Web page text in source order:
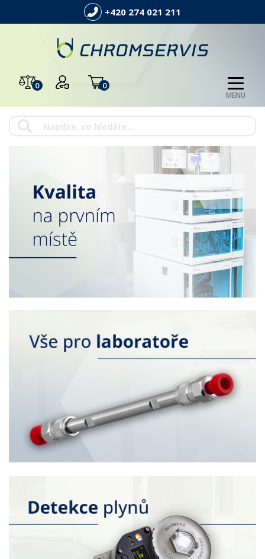
+420 274 021 211
0 0
MENU